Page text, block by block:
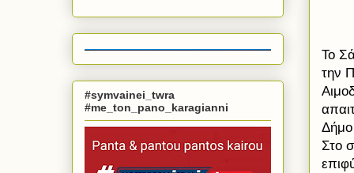
Το
την
Στο
#symvainei_twra
#me_ton_pano_karagianni